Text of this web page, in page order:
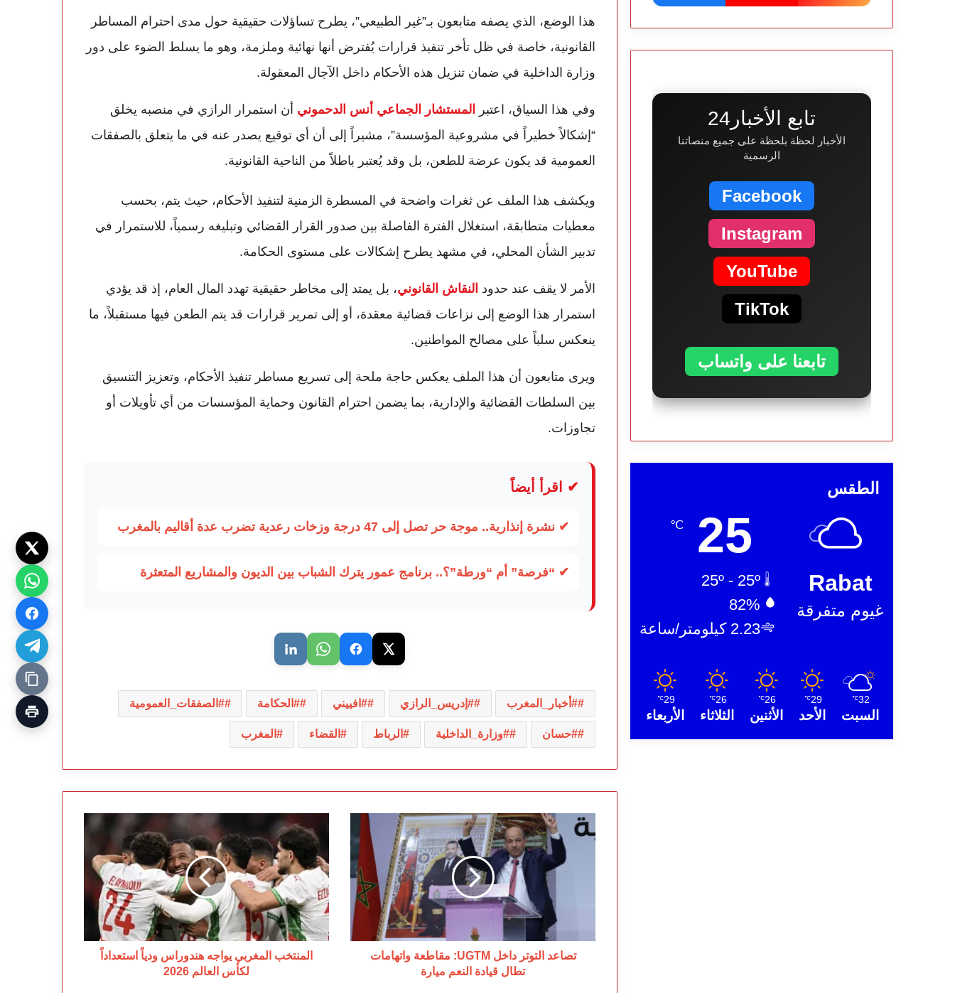
هذا الوضع، الذي يصفه متابعون بـ”غير الطبيعي”، يطرح تساؤلات حقيقية حول مدى احترام المساطر
القانونية، خاصة في ظل تأخر تنفيذ قرارات يُفترض أنها نهائية وملزمة، وهو ما يسلط الضوء على دور
وزارة الداخلية في ضمان تنزيل هذه الأحكام داخل الآجال المعقولة.
وفي هذا السياق، اعتبر المستشار الجماعي أنس الدحموني أن استمرار الرازي في منصبه يخلق
“إشكالاً خطيراً في مشروعية المؤسسة”، مشيراً إلى أن أي توقيع يصدر عنه في ما يتعلق بالصفقات
العمومية قد يكون عرضة للطعن، بل وقد يُعتبر باطلاً من الناحية القانونية.
ويكشف هذا الملف عن ثغرات واضحة في المسطرة الزمنية لتنفيذ الأحكام، حيث يتم، بحسب
معطيات متطابقة، استغلال الفترة الفاصلة بين صدور القرار القضائي وتبليغه رسمياً، للاستمرار في
تدبير الشأن المحلي، في مشهد يطرح إشكالات على مستوى الحكامة.
الأمر لا يقف عند حدود النقاش القانوني، بل يمتد إلى مخاطر حقيقية تهدد المال العام، إذ قد يؤدي
استمرار هذا الوضع إلى نزاعات قضائية معقدة، أو إلى تمرير قرارات قد يتم الطعن فيها مستقبلاً، ما
ينعكس سلباً على مصالح المواطنين.
ويرى متابعون أن هذا الملف يعكس حاجة ملحة إلى تسريع مساطر تنفيذ الأحكام، وتعزيز التنسيق
بين السلطات القضائية والإدارية، بما يضمن احترام القانون وحماية المؤسسات من أي تأويلات أو
تجاوزات.
✔ اقرأ أيضاً
✔ نشرة إنذارية.. موجة حر تصل إلى 47 درجة وزخات رعدية تضرب عدة أقاليم بالمغرب
✔ “فرصة” أم “ورطة”؟.. برنامج عمور يترك الشباب بين الديون والمشاريع المتعثرة
#أخبار_المغرب #إدريس_الرازي #افييني #الحكامة #الصفقات_العمومية
#حسان #وزارة_الداخلية الرباط القضاء المغرب
تصاعد
التوتر
داخل
UGTM:
مقاطعة
واتهامات
النعم
ميارة
تصاعد التوتر داخل UGTM: مقاطعة واتهامات
تطال قيادة النعم ميارة
المنتخب
المغربي
يواجه
هندوراس
ودياً
استعداداً
لكأس
العالم
2026
المنتخب المغربي يواجه هندوراس ودياً استعداداً
لكأس العالم 2026
تابع الأخبار24
الأخبار لحظة بلحظة على جميع منصاتنا
الرسمية
Facebook
Instagram
YouTube
TikTok
تابعنا على واتساب
الطقس
Rabat
غيوم متفرقة
25
℃
82%
2.23 كيلومتر/ساعة
32
℃
السبت
29
℃
الأحد
26
℃
الأثنين
26
℃
الثلاثاء
29
℃
الأربعاء